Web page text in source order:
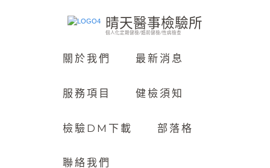
晴天醫事檢驗所
個人化定期健檢/婚前健檢/性病檢查
關於我們 最新消息
服務項目 健檢須知
檢驗DM下載 部落格
聯絡我們